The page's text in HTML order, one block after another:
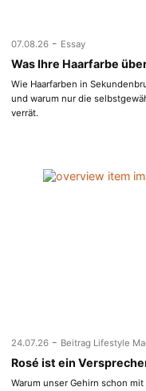
07.08.26 - Essay
Was Ihre Haarfarbe
Wie Haarfarben in
und warum nur die
verrät.
24.07.26 - Beitrag Lifestyle
Rosé ist ein
Warum unser Gehirn schon